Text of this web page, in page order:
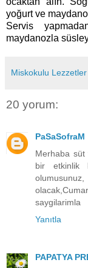
yoğurt ve
Servis
maydanozla
Miskokulu Lezzetler
20 yorum:
PaSaSofraM
Merhaba süt
bir etkinlik
saygilarimla
Yanıtla
PAPATYA